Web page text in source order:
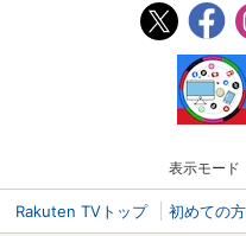
表示モード
Rakuten TVトップ 初めての